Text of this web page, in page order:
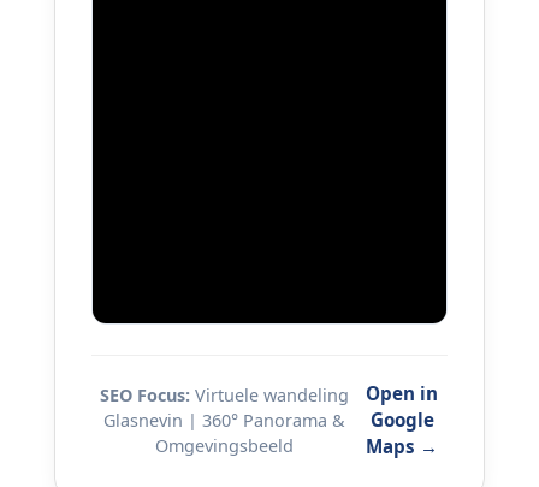
SEO Focus: Virtuele wandeling
Glasnevin | 360° Panorama &
Omgevingsbeeld
Open in
Google
Maps →